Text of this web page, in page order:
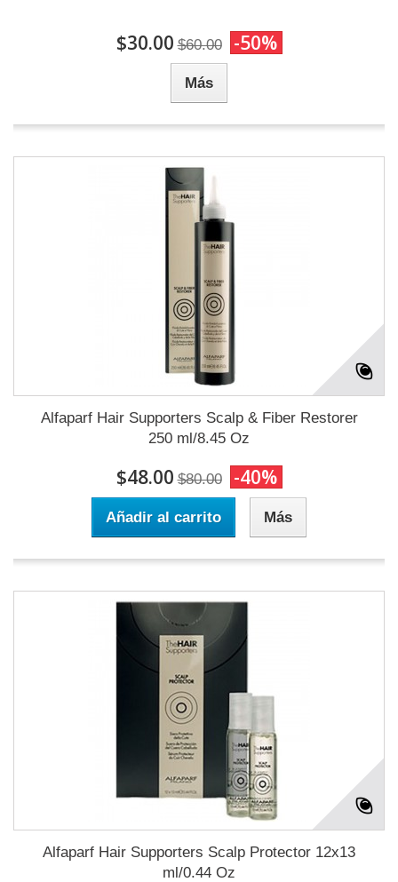
$30.00 $60.00 -50%
Más
Alfaparf Hair Supporters Scalp & Fiber Restorer
250 ml/8.45 Oz
$48.00 $80.00 -40%
Añadir al carrito Más
Alfaparf Hair Supporters Scalp Protector 12x13
ml/0.44 Oz